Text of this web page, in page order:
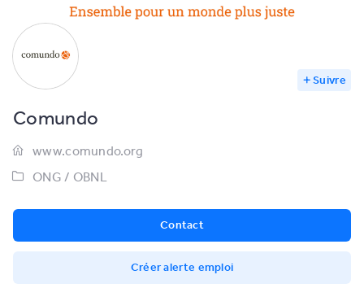
Suivre
Comundo
www.comundo.org
ONG / OBNL
Contact
Créer alerte emploi